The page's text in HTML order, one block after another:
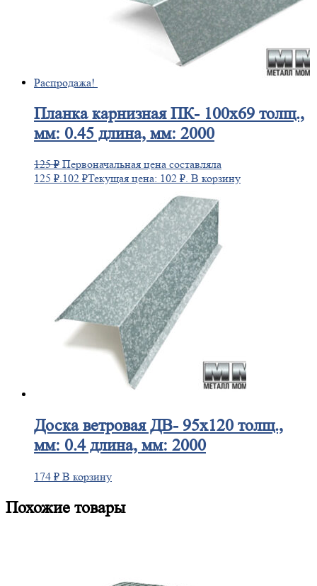
Распродажа!
Планкакарнизная ПК- 100х69 толщ.,
мм: 0.45 длина, мм: 2000
125₽ Первоначальная цена составляла
125 ₽.102 ₽Текущая цена: 102 ₽. В корзину
Доскаветровая ДВ- 95х120 толщ.,
мм: 0.4 длина, мм: 2000
174 ₽ В корзину
Похожие товары